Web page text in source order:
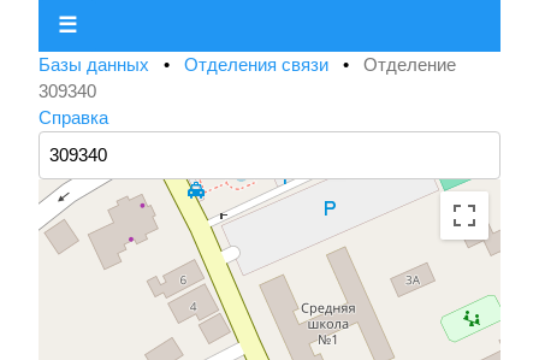
☰
Базы данных • Отделения связи • Отделение
309340
Справка